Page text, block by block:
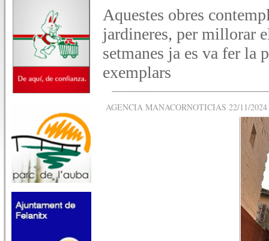
Aquestes obres
jardineres, per millorar
setmanes ja es va fer la
exemplars
AGENCIA MANACORNOTICIAS 22/11/